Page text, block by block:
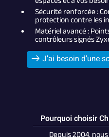
Sécurité renforcée :
protection contre les
Matériel avancé :
contrôleurs signés
J’ai besoin d’une
Pourquoi choisir
Depuis 2004,